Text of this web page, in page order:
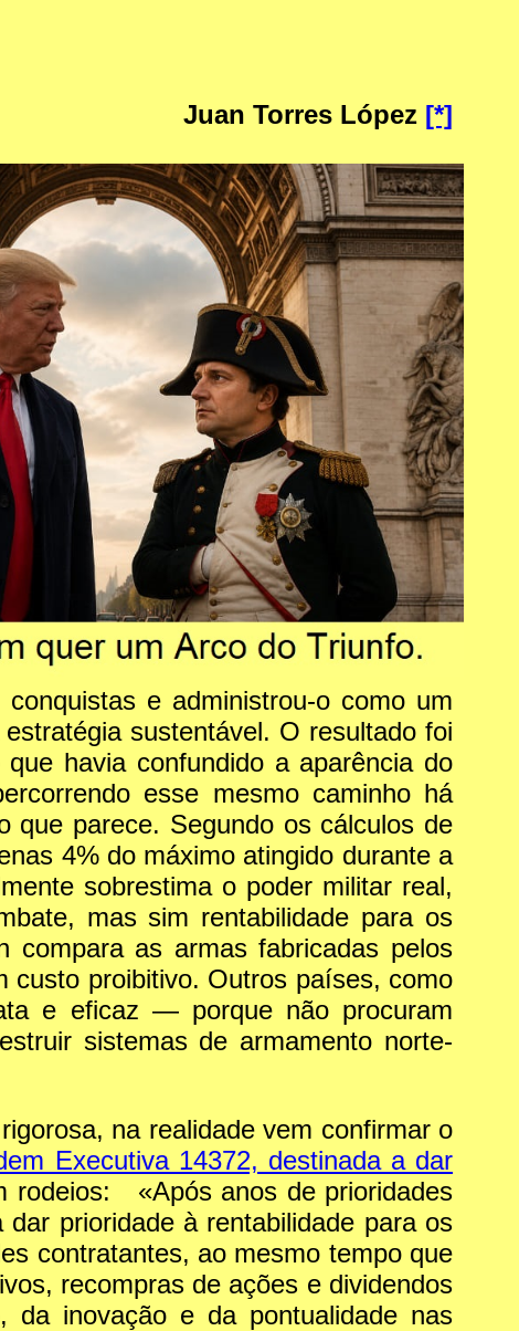
Juan Torres López [*]
e administrou-o como um
sustentável. O resultado foi
havia confundido a aparência do
esse mesmo caminho há
que parece. Segundo os cálculos de
4% do máximo atingido durante a
sobrestima o poder militar real,
mas sim rentabilidade para os
compara as armas fabricadas pelos
proibitivo. Outros países, como
e eficaz — porque não procuram
sistemas de armamento norte-
na realidade vem confirmar o
Executiva 14372, destinada a dar
rodeios: «Após anos de prioridades
prioridade à rentabilidade para os
contratantes, ao mesmo tempo que
recompras de ações e dividendos
da inovação e da pontualidade nas